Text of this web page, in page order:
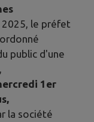
le préfet
public d'une
1er
la société